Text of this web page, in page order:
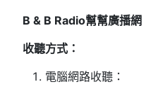
B & B Radio幫幫廣播網
收聽方式：
電腦網路收聽：